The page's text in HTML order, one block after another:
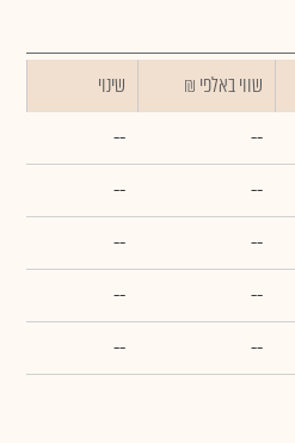
₪ שווי באלפי
שינוי
--
--
--
--
--
--
--
--
--
--